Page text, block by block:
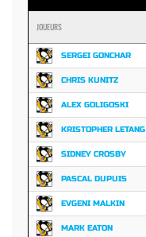
JOUEURS
SERGEI GONCHAR
CHRIS KUNITZ
ALEX GOLIGOSKI
KRISTOPHER LETANG
SIDNEY CROSBY
PASCAL DUPUIS
EVGENI MALKIN
MARK EATON